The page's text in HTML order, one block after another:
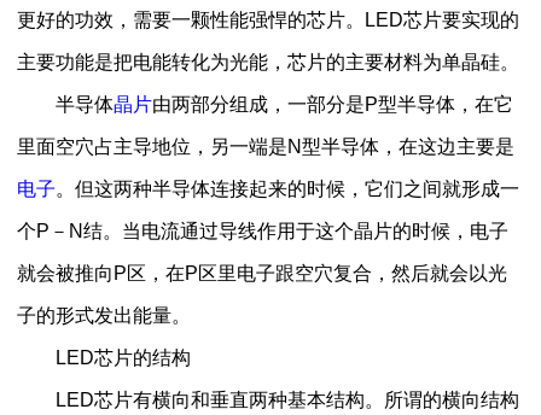
更好的功效，需要一颗性能强悍的芯片。LED芯片要实现的
主要功能是把电能转化为光能，芯片的主要材料为单晶硅。
半导体晶片由两部分组成，一部分是P型半导体，在它
里面空穴占主导地位，另一端是N型半导体，在这边主要是
电子。但这两种半导体连接起来的时候，它们之间就形成一
个P－N结。当电流通过导线作用于这个晶片的时候，电子
就会被推向P区，在P区里电子跟空穴复合，然后就会以光
子的形式发出能量。
LED芯片的结构
LED芯片有横向和垂直两种基本结构。所谓的横向结构